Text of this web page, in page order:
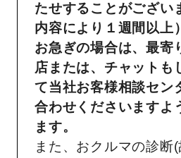
たせすることがござい
内容により１週間以上）
お急ぎの場合は、最寄
店または、チャットも
て当社お客様相談セン
合わせくださいますよ
ます。
また、おクルマの診断